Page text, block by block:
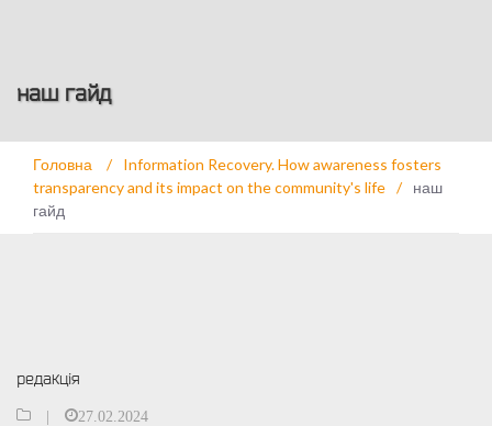
наш гайд
Головна /
Information Recovery. How awareness fosters
transparency and its impact on the community's life /
наш
гайд
редакція
27.02.2024